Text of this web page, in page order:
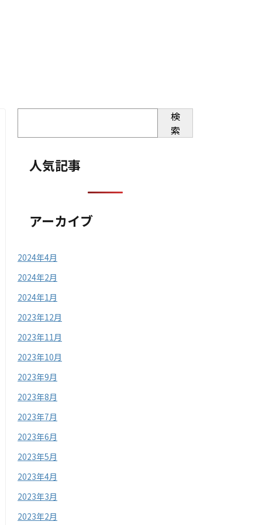
検
索
人気記事
アーカイブ
2024年4月
2024年2月
2024年1月
2023年12月
2023年11月
2023年10月
2023年9月
2023年8月
2023年7月
2023年6月
2023年5月
2023年4月
2023年3月
2023年2月